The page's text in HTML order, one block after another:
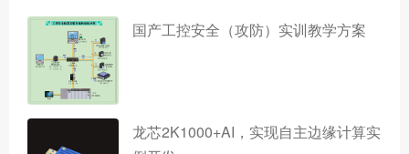
国产工控安全（攻防）实训教学方案
龙芯2K1000+AI，实现自主边缘计算实